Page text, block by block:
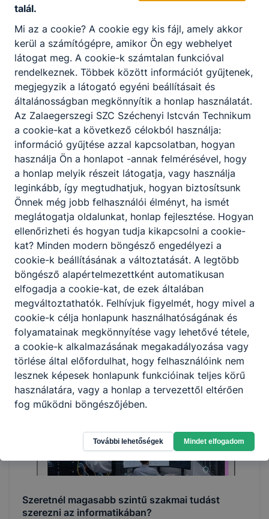
Magasépítő technikus, építsd fel a jövődet - technikusi
szakképzettség 2 év alatt
2026. aug. 1. igazgatás
Épületgépész Technikus: A komfort és a
Fenntarthatóság Mestere
Épületgépész Technikus: A komfort és a Fenntarthatóság
Mestere
2026. júl. 28. igazgatás
Szeretnél magasabb szintű szakmai tudást
szerezni az informatikában?
talál.
Mi az a cookie? A cookie egy kis fájl, amely akkor
kerül a számítógépre, amikor Ön egy webhelyet
látogat meg. A cookie-k számtalan funkcióval
rendelkeznek. Többek között információt gyűjtenek,
megjegyzik a látogató egyéni beállításait és
általánosságban megkönnyítik a honlap használatát.
Az Zalaegerszegi SZC Széchenyi Istcván Technikum
a cookie-kat a következő célokból használja:
információ gyűjtése azzal kapcsolatban, hogyan
használja Ön a honlapot -annak felmérésével, hogy
a honlap melyik részeit látogatja, vagy használja
leginkább, így megtudhatjuk, hogyan biztosítsunk
Önnek még jobb felhasználói élményt, ha ismét
meglátogatja oldalunkat, honlap fejlesztése. Hogyan
ellenőrizheti és hogyan tudja kikapcsolni a cookie-
kat? Minden modern böngésző engedélyezi a
cookie-k beállításának a változtatását. A legtöbb
böngésző alapértelmezettként automatikusan
elfogadja a cookie-kat, de ezek általában
megváltoztathatók. Felhívjuk figyelmét, hogy mivel a
cookie-k célja honlapunk használhatóságának és
folyamatainak megkönnyítése vagy lehetővé tétele,
a cookie-k alkalmazásának megakadályozása vagy
törlése által előfordulhat, hogy felhasználóink nem
lesznek képesek honlapunk funkcióinak teljes körű
használatára, vagy a honlap a tervezettől eltérően
fog működni böngészőjében.
További lehetőségek Mindet elfogadom